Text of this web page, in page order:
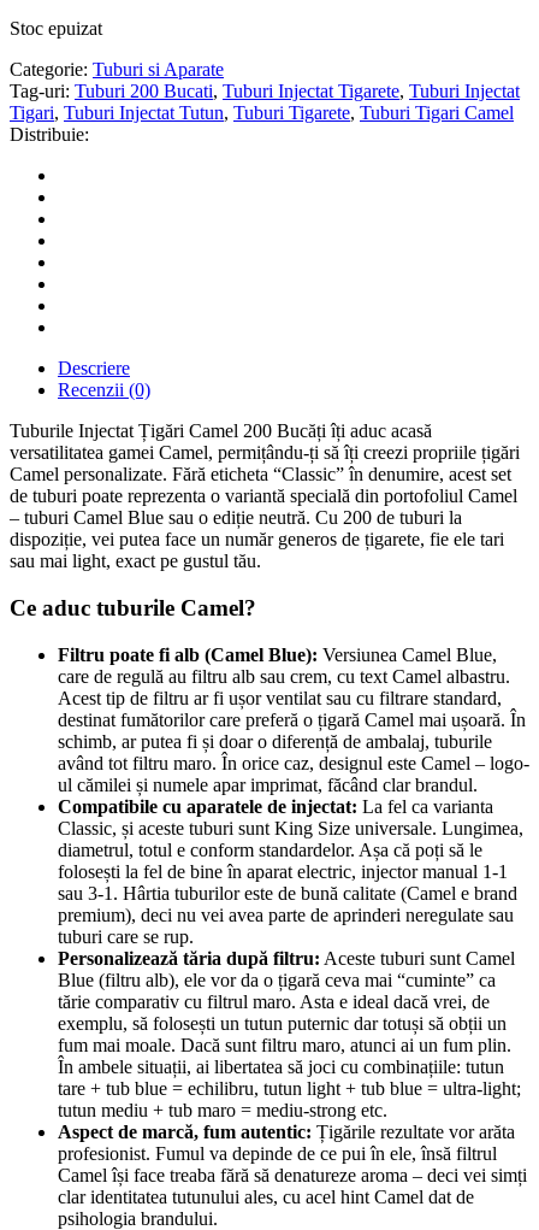
Stoc epuizat
Categorie: Tuburi si Aparate
Tag-uri: Tuburi 200 Bucati, Tuburi Injectat Tigarete, Tuburi Injectat
Tigari, Tuburi Injectat Tutun, Tuburi Tigarete, Tuburi Tigari Camel
Distribuie:
Descriere
Recenzii (0)
Tuburile Injectat Țigări Camel 200 Bucăți îți aduc acasă
versatilitatea gamei Camel, permițându-ți să îți creezi propriile țigări
Camel personalizate. Fără eticheta “Classic” în denumire, acest set
de tuburi poate reprezenta o variantă specială din portofoliul Camel
– tuburi Camel Blue sau o ediție neutră. Cu 200 de tuburi la
dispoziție, vei putea face un număr generos de țigarete, fie ele tari
sau mai light, exact pe gustul tău.
Ce aduc tuburile Camel?
Filtru poate fi alb (Camel Blue): Versiunea Camel Blue,
care de regulă au filtru alb sau crem, cu text Camel albastru.
Acest tip de filtru ar fi ușor ventilat sau cu filtrare standard,
destinat fumătorilor care preferă o țigară Camel mai ușoară. În
schimb, ar putea fi și doar o diferență de ambalaj, tuburile
având tot filtru maro. În orice caz, designul este Camel – logo-
ul cămilei și numele apar imprimat, făcând clar brandul.
Compatibile cu aparatele de injectat: La fel ca varianta
Classic, și aceste tuburi sunt King Size universale. Lungimea,
diametrul, totul e conform standardelor. Așa că poți să le
folosești la fel de bine în aparat electric, injector manual 1-1
sau 3-1. Hârtia tuburilor este de bună calitate (Camel e brand
premium), deci nu vei avea parte de aprinderi neregulate sau
tuburi care se rup.
Personalizează tăria după filtru: Aceste tuburi sunt Camel
Blue (filtru alb), ele vor da o țigară ceva mai “cuminte” ca
tărie comparativ cu filtrul maro. Asta e ideal dacă vrei, de
exemplu, să folosești un tutun puternic dar totuși să obții un
fum mai moale. Dacă sunt filtru maro, atunci ai un fum plin.
În ambele situații, ai libertatea să joci cu combinațiile: tutun
tare + tub blue = echilibru, tutun light + tub blue = ultra-light;
tutun mediu + tub maro = mediu-strong etc.
Aspect de marcă, fum autentic: Țigările rezultate vor arăta
profesionist. Fumul va depinde de ce pui în ele, însă filtrul
Camel își face treaba fără să denatureze aroma – deci vei simți
clar identitatea tutunului ales, cu acel hint Camel dat de
psihologia brandului.